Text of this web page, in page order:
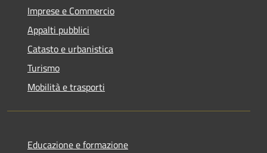
Imprese e Commercio
Appalti pubblici
Catasto e urbanistica
Turismo
Mobilità e trasporti
Educazione e formazione